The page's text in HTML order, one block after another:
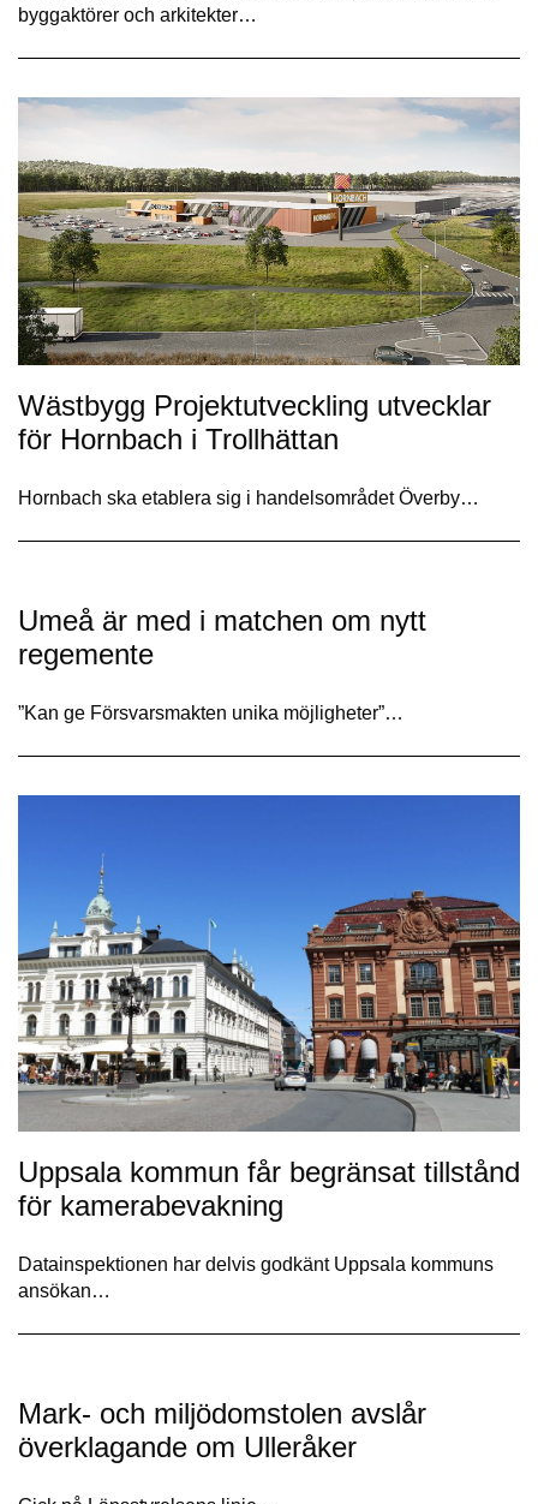
byggaktörer och arkitekter…
Wästbygg Projektutveckling utvecklar
för Hornbach i Trollhättan
Hornbach ska etablera sig i handelsområdet Överby…
Umeå är med i matchen om nytt
regemente
”Kan ge Försvarsmakten unika möjligheter”…
Uppsala kommun får begränsat tillstånd
för kamerabevakning
Datainspektionen har delvis godkänt Uppsala kommuns
ansökan…
Mark- och miljödomstolen avslår
överklagande om Ulleråker